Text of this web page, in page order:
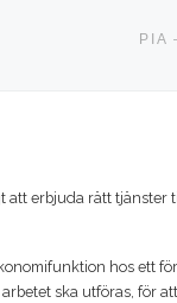
PIA
att erbjuda rätt tjänster
hos ett
ska utföras, för